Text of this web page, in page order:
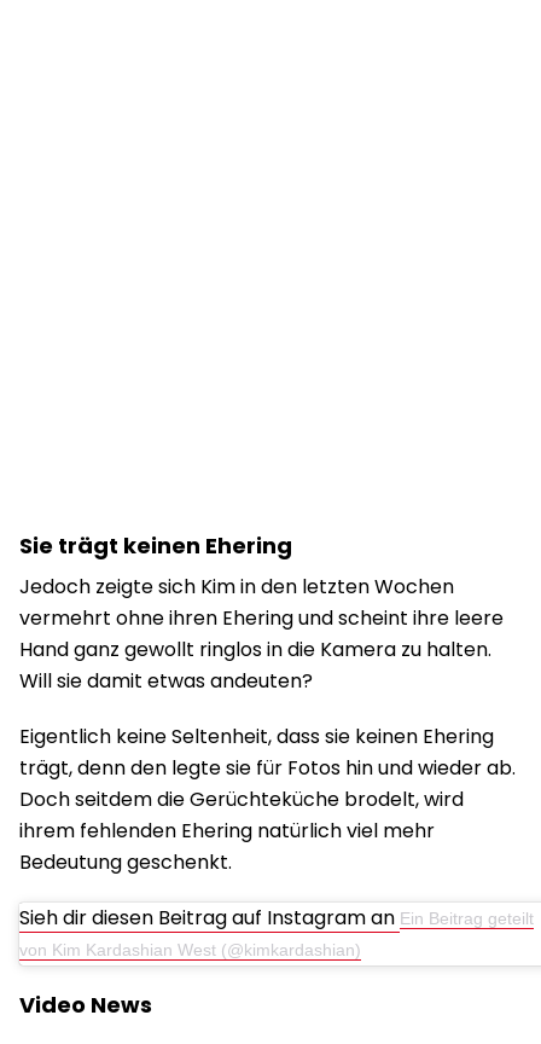
Sie trägt keinen Ehering
Jedoch zeigte sich Kim in den letzten Wochen
vermehrt ohne ihren Ehering und scheint ihre leere
Hand ganz gewollt ringlos in die Kamera zu halten.
Will sie damit etwas andeuten?
Eigentlich keine Seltenheit, dass sie keinen Ehering
trägt, denn den legte sie für Fotos hin und wieder ab.
Doch seitdem die Gerüchteküche brodelt, wird
ihrem fehlenden Ehering natürlich viel mehr
Bedeutung geschenkt.
Sieh dir diesen Beitrag auf Instagram an Ein Beitrag geteilt
von Kim Kardashian West (@kimkardashian)
Video News